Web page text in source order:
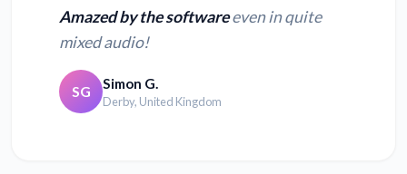
Amazed by the softwareeven in quite
mixed audio!
SG Simon G.
Derby, United Kingdom